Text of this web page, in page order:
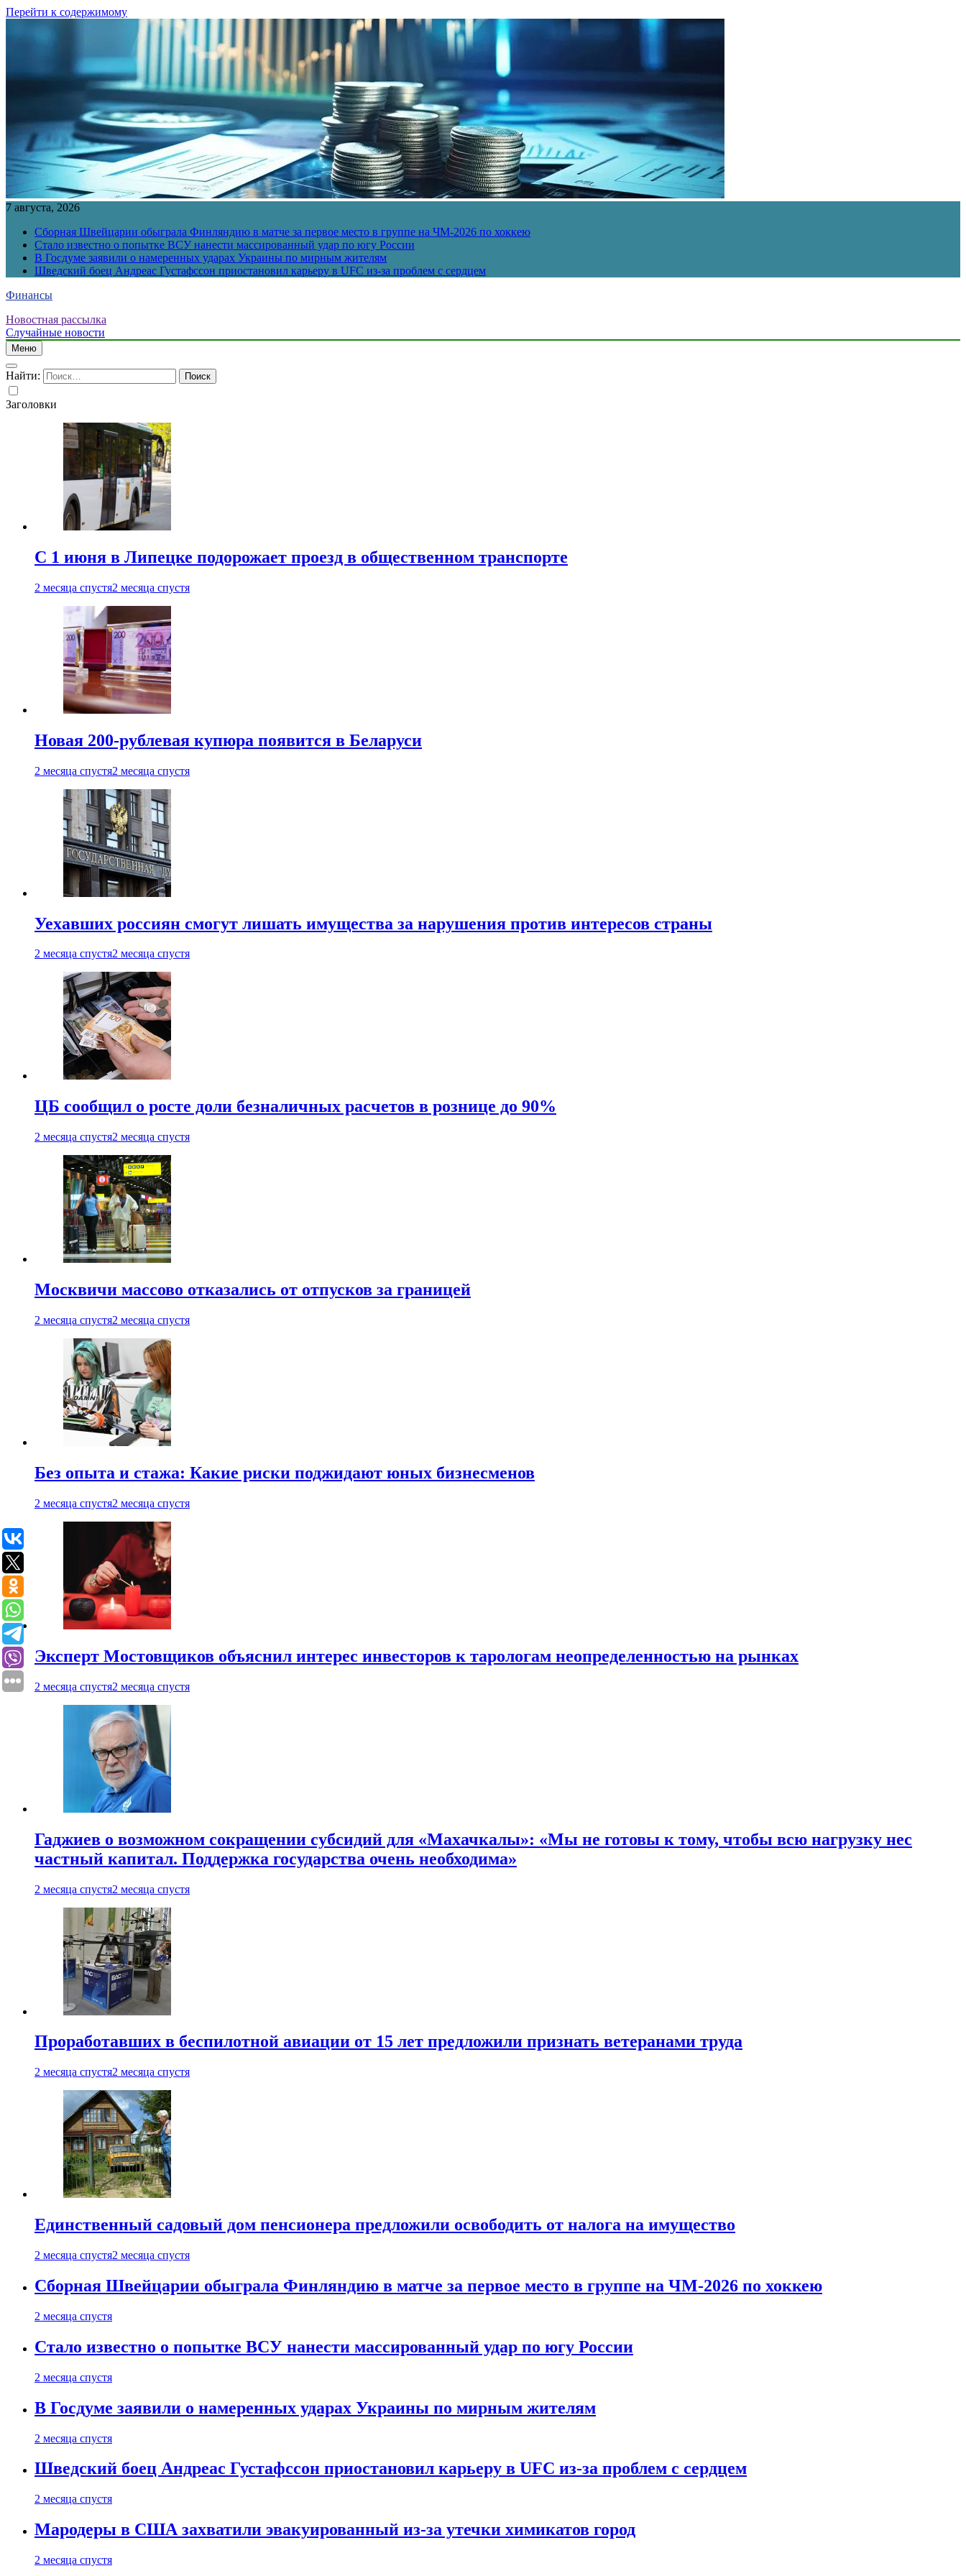
Перейти к содержимому
7 августа, 2026
Сборная Швейцарии обыграла Финляндию в матче за первое место в группе на ЧМ-2026 по хоккею
Стало известно о попытке ВСУ нанести массированный удар по югу России
В Госдуме заявили о намеренных ударах Украины по мирным жителям
Шведский боец Андреас Густафссон приостановил карьеру в UFC из-за проблем с сердцем
Финансы
Новостная рассылка
Случайные новости
Меню
Найти:
Заголовки
С 1 июня в Липецке подорожает проезд в общественном транспорте
2 месяца спустя2 месяца спустя
Новая 200-рублевая купюра появится в Беларуси
2 месяца спустя2 месяца спустя
Уехавших россиян смогут лишать имущества за нарушения против интересов страны
2 месяца спустя2 месяца спустя
ЦБ сообщил о росте доли безналичных расчетов в рознице до 90%
2 месяца спустя2 месяца спустя
Москвичи массово отказались от отпусков за границей
2 месяца спустя2 месяца спустя
Без опыта и стажа: Какие риски поджидают юных бизнесменов
2 месяца спустя2 месяца спустя
Эксперт Мостовщиков объяснил интерес инвесторов к тарологам неопределенностью на рынках
2 месяца спустя2 месяца спустя
Гаджиев о возможном сокращении субсидий для «Махачкалы»: «Мы не готовы к тому, чтобы всю нагрузку нес
частный капитал. Поддержка государства очень необходима»
2 месяца спустя2 месяца спустя
Проработавших в беспилотной авиации от 15 лет предложили признать ветеранами труда
2 месяца спустя2 месяца спустя
Единственный садовый дом пенсионера предложили освободить от налога на имущество
2 месяца спустя2 месяца спустя
Сборная Швейцарии обыграла Финляндию в матче за первое место в группе на ЧМ-2026 по хоккею
2 месяца спустя
Стало известно о попытке ВСУ нанести массированный удар по югу России
2 месяца спустя
В Госдуме заявили о намеренных ударах Украины по мирным жителям
2 месяца спустя
Шведский боец Андреас Густафссон приостановил карьеру в UFC из-за проблем с сердцем
2 месяца спустя
Мародеры в США захватили эвакуированный из-за утечки химикатов город
2 месяца спустя